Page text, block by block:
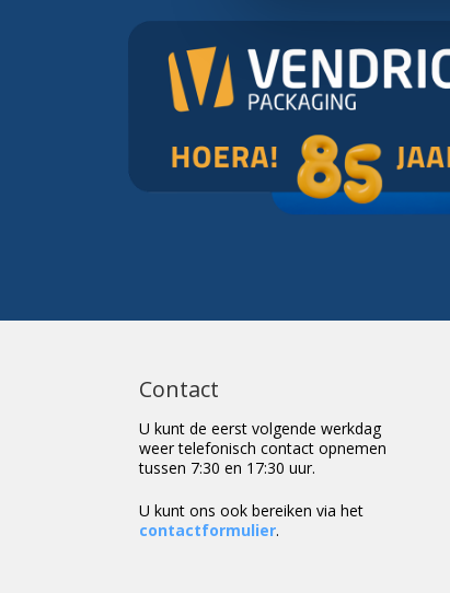
Contact
U kunt de eerst volgende werkdag
weer telefonisch contact opnemen
tussen 7:30 en 17:30 uur.
U kunt ons ook bereiken via het
contactformulier.